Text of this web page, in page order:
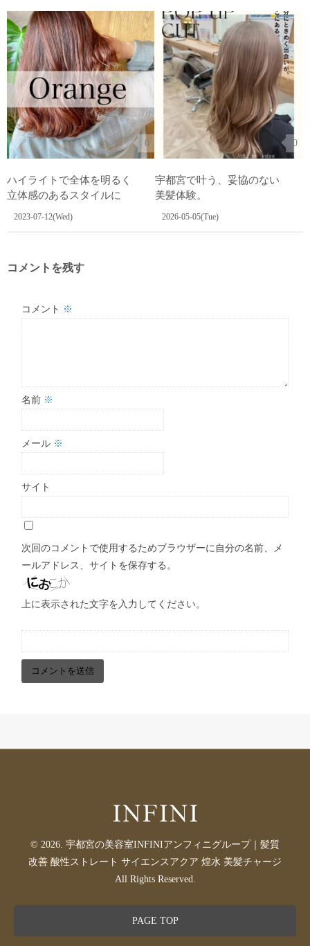
0
ハイライトで全体を明るく
立体感のあるスタイルに
2023-07-12(Wed)
0
宇都宮で叶う、妥協のない
美髪体験。
2026-05-05(Tue)
コメントを残す
コメント ※
名前 ※
メール ※
サイト
次回のコメントで使用するためブラウザーに自分の名前、メ
ールアドレス、サイトを保存する。
上に表示された文字を入力してください。
© 2026. 宇都宮の美容室INFINIアンフィニグループ｜髪質
改善 酸性ストレート サイエンスアクア 煌水 美髪チャージ
All Rights Reserved.
PAGE TOP